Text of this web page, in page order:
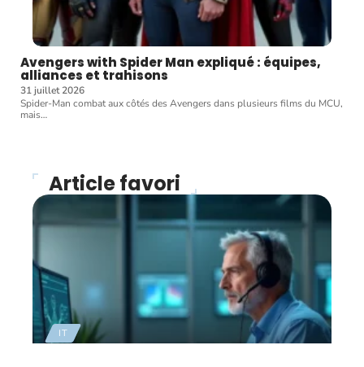
Avengers with Spider Man expliqué : équipes,
alliances et trahisons
31 juillet 2026
Spider-Man combat aux côtés des Avengers dans plusieurs films du MCU,
mais…
Article favori
IT